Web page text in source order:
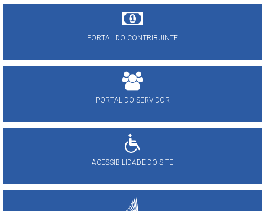
PORTAL DO CONTRIBUINTE
PORTAL DO SERVIDOR
ACESSIBILIDADE DO SITE